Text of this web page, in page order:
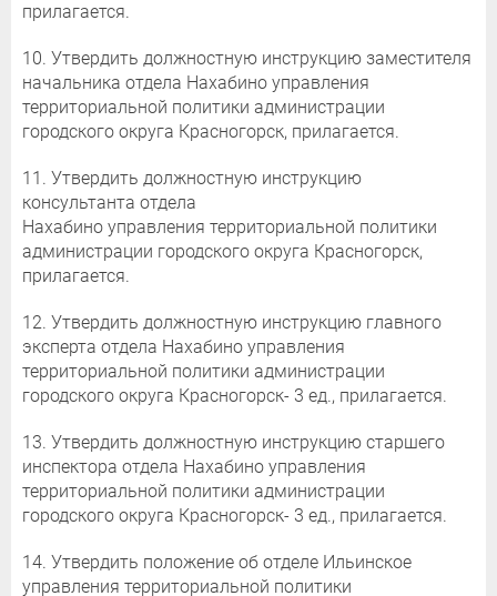
прилагается.
10. Утвердить должностную инструкцию заместителя
начальника отдела Нахабино управления
территориальной политики администрации
городского округа Красногорск, прилагается.
11. Утвердить должностную инструкцию
консультанта отдела
Нахабино управления территориальной политики
администрации городского округа Красногорск,
прилагается.
12. Утвердить должностную инструкцию главного
эксперта отдела Нахабино управления
территориальной политики администрации
городского округа Красногорск- 3 ед., прилагается.
13. Утвердить должностную инструкцию старшего
инспектора отдела Нахабино управления
территориальной политики администрации
городского округа Красногорск- 3 ед., прилагается.
14. Утвердить положение об отделе Ильинское
управления территориальной политики